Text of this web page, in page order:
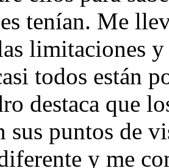
tenían. Me
limitaciones
todos están
destaca que
sus puntos de
y me